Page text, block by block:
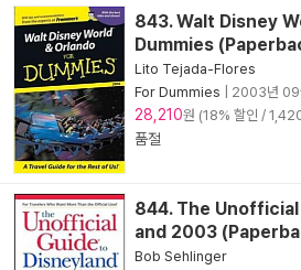
843. Walt Disney
Dummies
Lito Tejada-Flores
For Dummies
2003년 09
28,210원 (18% 할인 /
품절
844. The
and 2003
Bob Sehlinger